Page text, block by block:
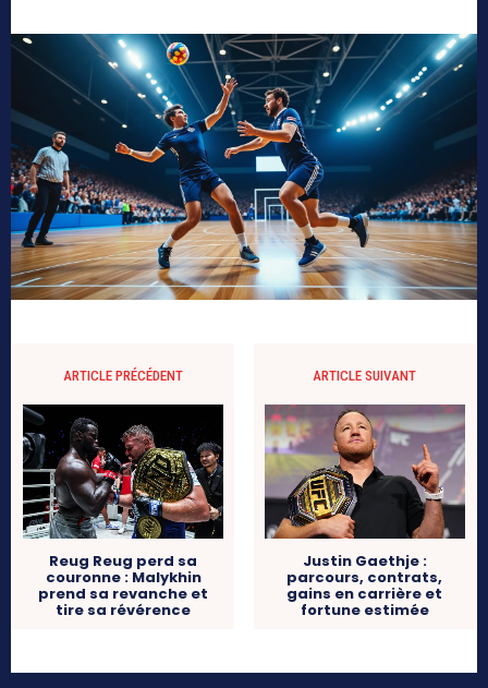
ARTICLE PRÉCÉDENT
Reug Reug perd sa
couronne : Malykhin
prend sa revanche et
tire sa révérence
ARTICLE SUIVANT
Justin Gaethje :
parcours, contrats,
gains en carrière et
fortune estimée